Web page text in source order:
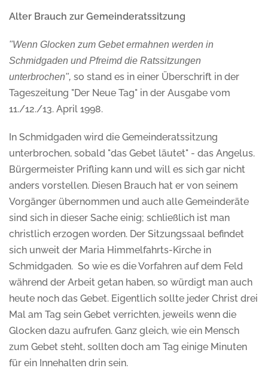
Alter Brauch zur Gemeinderatssitzung
"Wenn Glocken zum Gebet ermahnen werden in
Schmidgaden und Pfreimd die Ratssitzungen
unterbrochen", so stand es in einer Überschrift in der
Tageszeitung "Der Neue Tag" in der Ausgabe vom
11./12./13. April 1998.
In Schmidgaden wird die Gemeinderatssitzung
unterbrochen, sobald "das Gebet läutet" - das Angelus.
Bürgermeister Prifling kann und will es sich gar nicht
anders vorstellen. Diesen Brauch hat er von seinem
Vorgänger übernommen und auch alle Gemeinderäte
sind sich in dieser Sache einig; schließlich ist man
christlich erzogen worden. Der Sitzungssaal befindet
sich unweit der Maria Himmelfahrts-Kirche in
Schmidgaden. So wie es die Vorfahren auf dem Feld
während der Arbeit getan haben, so würdigt man auch
heute noch das Gebet. Eigentlich sollte jeder Christ drei
Mal am Tag sein Gebet verrichten, jeweils wenn die
Glocken dazu aufrufen. Ganz gleich, wie ein Mensch
zum Gebet steht, sollten doch am Tag einige Minuten
für ein Innehalten drin sein.